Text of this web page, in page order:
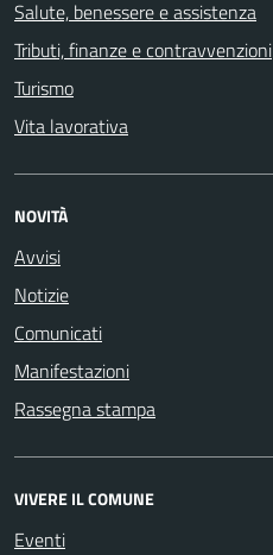
Salute, benessere e assistenza
Tributi, finanze e contravvenzioni
Turismo
Vita lavorativa
NOVITÀ
Avvisi
Notizie
Comunicati
Manifestazioni
Rassegna stampa
VIVERE IL COMUNE
Eventi